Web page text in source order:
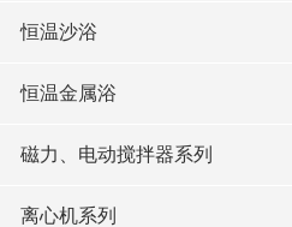
恒温沙浴
恒温金属浴
磁力、电动搅拌器系列
离心机系列